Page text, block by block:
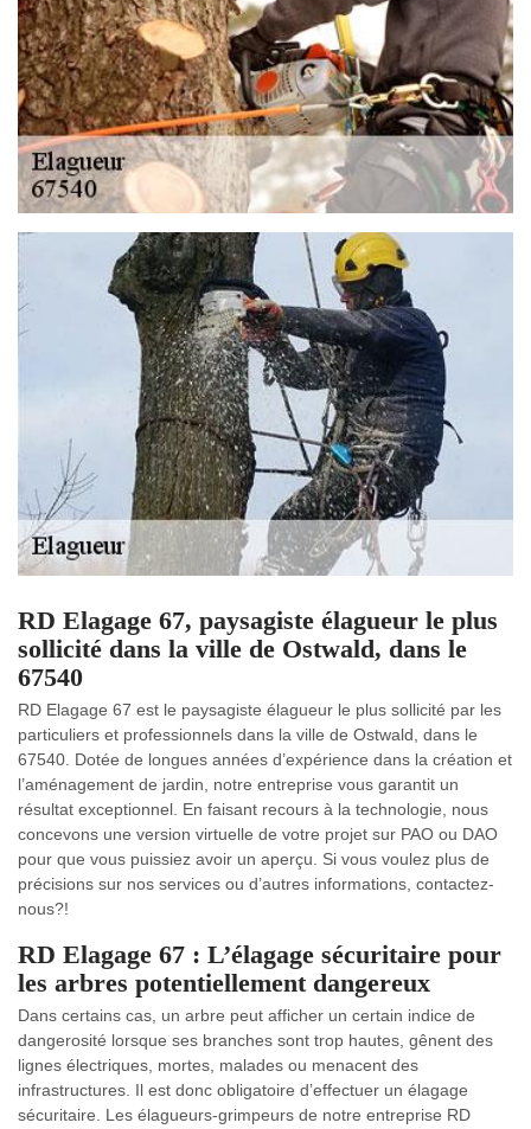
RD Elagage 67, paysagiste élagueur le plus
sollicité dans la ville de Ostwald, dans le
67540
RD Elagage 67 est le paysagiste élagueur le plus sollicité par les
particuliers et professionnels dans la ville de Ostwald, dans le
67540. Dotée de longues années d’expérience dans la création et
l’aménagement de jardin, notre entreprise vous garantit un
résultat exceptionnel. En faisant recours à la technologie, nous
concevons une version virtuelle de votre projet sur PAO ou DAO
pour que vous puissiez avoir un aperçu. Si vous voulez plus de
précisions sur nos services ou d’autres informations, contactez-
nous?!
RD Elagage 67 : L’élagage sécuritaire pour
les arbres potentiellement dangereux
Dans certains cas, un arbre peut afficher un certain indice de
dangerosité lorsque ses branches sont trop hautes, gênent des
lignes électriques, mortes, malades ou menacent des
infrastructures. Il est donc obligatoire d’effectuer un élagage
sécuritaire. Les élagueurs-grimpeurs de notre entreprise RD